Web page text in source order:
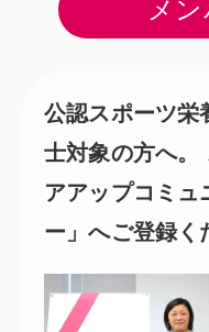
メ
公認スポーツ栄
士対象の方へ。
アアップコミュ
ー」へご登録く